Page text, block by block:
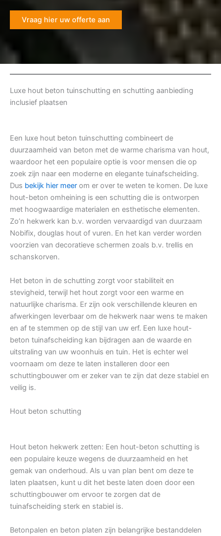
Vraag hier uw offerte aan
Luxe hout beton tuinschutting en schutting aanbieding
inclusief plaatsen
Een luxe hout beton tuinschutting combineert de
duurzaamheid van beton met de warme charisma van hout,
waardoor het een populaire optie is voor mensen die op
zoek zijn naar een moderne en elegante tuinafscheiding.
Dus bekijk hier meer om er over te weten te komen. De luxe
hout-beton omheining is een schutting die is ontworpen
met hoogwaardige materialen en esthetische elementen.
Zo’n hekwerk kan b.v. worden vervaardigd van duurzaam
Nobifix, douglas hout of vuren. En het kan verder worden
voorzien van decoratieve schermen zoals b.v. trellis en
schanskorven.
Het beton in de schutting zorgt voor stabiliteit en
stevigheid, terwijl het hout zorgt voor een warme en
natuurlijke charisma. Er zijn ook verschillende kleuren en
afwerkingen leverbaar om de hekwerk naar wens te maken
en af te stemmen op de stijl van uw erf. Een luxe hout-
beton tuinafscheiding kan bijdragen aan de waarde en
uitstraling van uw woonhuis en tuin. Het is echter wel
voornaam om deze te laten installeren door een
schuttingbouwer om er zeker van te zijn dat deze stabiel en
veilig is.
Hout beton schutting
Hout beton hekwerk zetten: Een hout-beton schutting is
een populaire keuze wegens de duurzaamheid en het
gemak van onderhoud. Als u van plan bent om deze te
laten plaatsen, kunt u dit het beste laten doen door een
schuttingbouwer om ervoor te zorgen dat de
tuinafscheiding sterk en stabiel is.
Betonpalen en beton platen zijn belangrijke bestanddelen